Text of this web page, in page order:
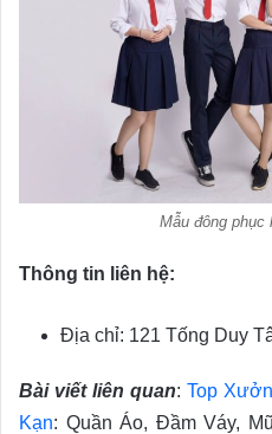
Mẫu đông phục
Thông tin liên hệ:
Địa chỉ: 121 Tống Duy
Bài viết liên quan:Top
Kạn: Quần Áo, Đầm Váy,